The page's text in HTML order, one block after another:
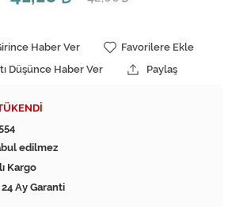
Haber Ver
Favorilere Ekle
Düşünce Haber Ver
Paylaş
Kargo
24 Ay Garanti